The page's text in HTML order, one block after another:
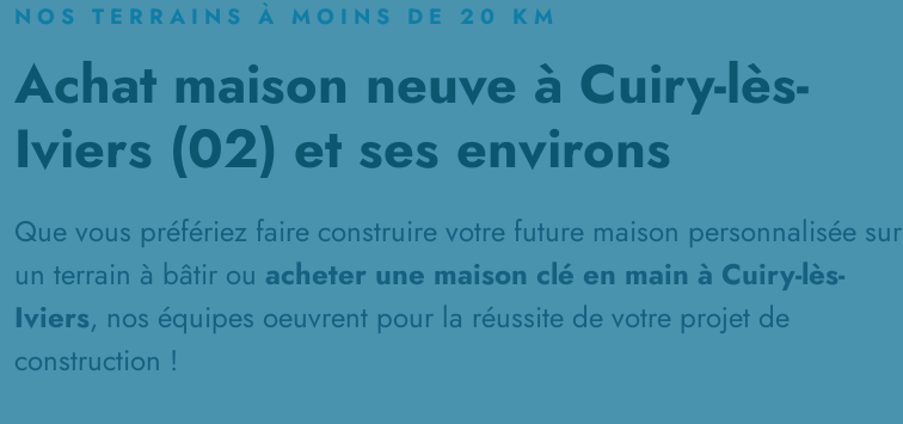
NOS TERRAINS À MOINS DE 20 KM
Achat maison neuve à Cuiry-lès-
Iviers (02) et ses environs
Que vous préfériez faire construire votre future maison personnalisée sur
un terrain à bâtir ou acheter une maison clé en main à Cuiry-lès-
Iviers, nos équipes oeuvrent pour la réussite de votre projet de
construction !